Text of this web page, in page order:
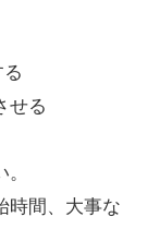
せる
時間、大事な